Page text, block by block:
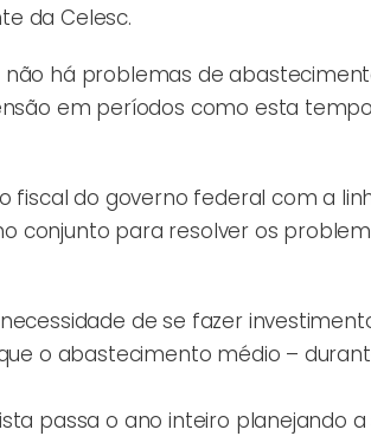
da Celesc.
há problemas de
em períodos como esta
fiscal do governo federal com a
conjunto para resolver os
de se fazer
o abastecimento médio –
passa o ano inteiro planejando a